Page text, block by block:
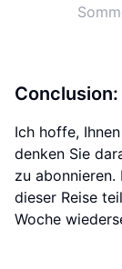
Conclusion:
Ich hoffe,
denken Sie
zu abonnieren.
dieser Reise
Woche